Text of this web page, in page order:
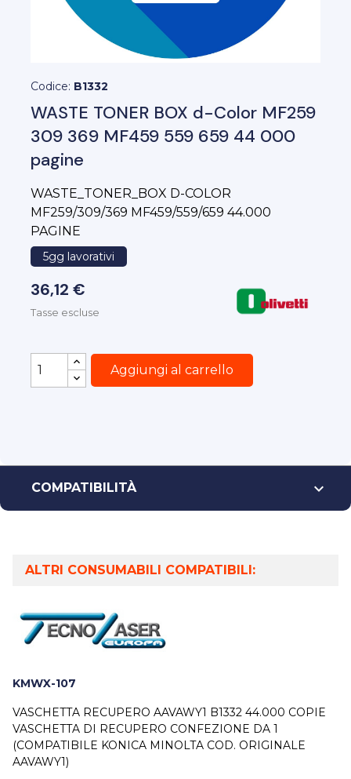
Codice: B1332
WASTE TONER BOX d-Color MF259
309 369 MF459 559 659 44 000
pagine
WASTE_TONER_BOX D-COLOR
MF259/309/369 MF459/559/659 44.000
PAGINE
5gg lavorativi
36,12 €
Tasse escluse
Aggiungi al carrello
COMPATIBILITÀ 
ALTRI CONSUMABILI COMPATIBILI:
KMWX-107
VASCHETTA RECUPERO AAVAWY1 B1332 44.000 COPIE
VASCHETTA DI RECUPERO CONFEZIONE DA 1
(COMPATIBILE KONICA MINOLTA COD. ORIGINALE
AAVAWY1)